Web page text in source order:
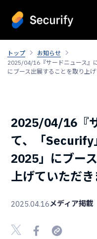
トップ
お知らせ
2025/04/16『サードニュース』
にブース出展することを取り上
2025/04/16『
て、「
2025」にブー
上げていただ
2025.04.16メディア掲載